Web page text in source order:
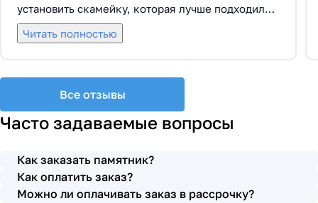
установить скамейку, которая лучше подходила
по общему дизайну. Вышли на улицу, посмотрели
представленные варианты, я определилась с
все этапы которого были выполнены вовремя и
без нареканий с нашей стороны, все наши
просьбы учтены. В первое наше обращение мы
бригада Головачёва Владимира. Поэтому и в этот
раз я поросила, если можно, то назначить эту же
бригаду. Мне пошли на встречу, спасибо. Ребята
Читать полностью
Все отзывы
Часто задаваемые вопросы
Как заказать памятник?
Как оплатить заказ?
Можно ли оплачивать заказ в рассрочку?